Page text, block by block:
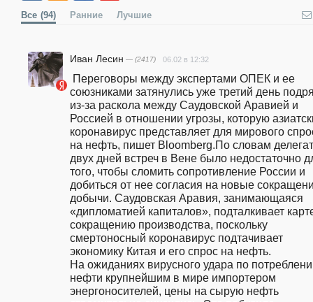
Все (94) Ранние Лучшие
Иван Лесин — (2417) 06.02 в 12:32
союзниками затянулись уже третий день
из-за раскола между Саудовской Аравией и
Россией в отношении угрозы, которую
коронавирус представляет для мирового
на нефть, пишет Bloomberg.По словам
двух дней встреч в Вене было недостаточно
того, чтобы сломить сопротивление России и
добиться от нее согласия на новые
добычи. Саудовская Аравия, занимающаяся
«дипломатией капиталов», подталкивает
сокращению производства, поскольку
смертоносный коронавирус подтачивает
экономику Китая и его спрос на нефть.
На ожиданиях вирусного удара по
нефти крупнейшим в мире импортером
энергоносителей, цены на сырую нефть